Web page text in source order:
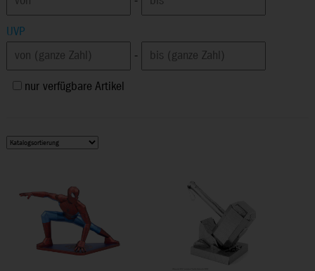
UVP
-
nur verfügbare Artikel